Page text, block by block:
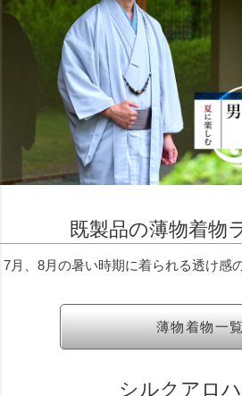
既製品の薄物着物
7月、8月の暑い時期に着られる透け感
薄物着物一覧
シルクアロ